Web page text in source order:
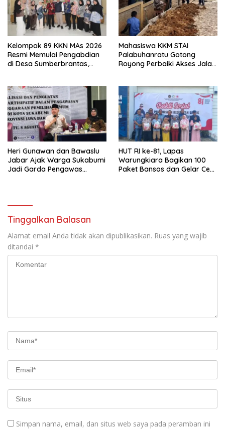
Kelompok 89 KKN MAs 2026
Resmi Memulai Pengabdian
di Desa Sumberbrantas,
Mahasiswa KKM STAI
Palabuhanratu Gotong
Royong Perbaiki Akses Jalan
Heri Gunawan dan Bawaslu
Jabar Ajak Warga Sukabumi
Jadi Garda Pengawas
HUT RI ke-81, Lapas
Warungkiara Bagikan 100
Paket Bansos dan Gelar Cek
Tinggalkan Balasan
Alamat email Anda tidak akan dipublikasikan. Ruas yang wajib
ditandai *
Simpan nama, email, dan situs web saya pada peramban ini